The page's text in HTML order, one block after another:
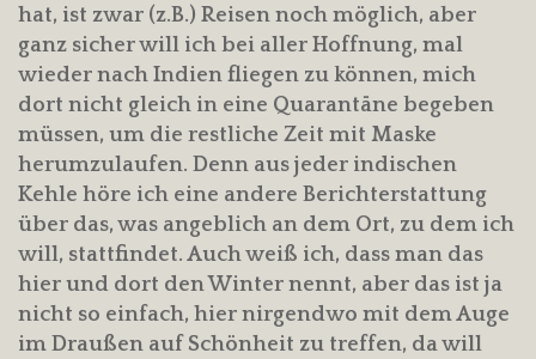
hat, ist zwar (z.B.) Reisen noch möglich, aber
ganz sicher will ich bei aller Hoffnung, mal
wieder nach Indien fliegen zu können, mich
dort nicht gleich in eine Quarantäne begeben
müssen, um die restliche Zeit mit Maske
herumzulaufen. Denn aus jeder indischen
Kehle höre ich eine andere Berichterstattung
über das, was angeblich an dem Ort, zu dem ich
will, stattfindet. Auch weiß ich, dass man das
hier und dort den Winter nennt, aber das ist ja
nicht so einfach, hier nirgendwo mit dem Auge
im Draußen auf Schönheit zu treffen, da will